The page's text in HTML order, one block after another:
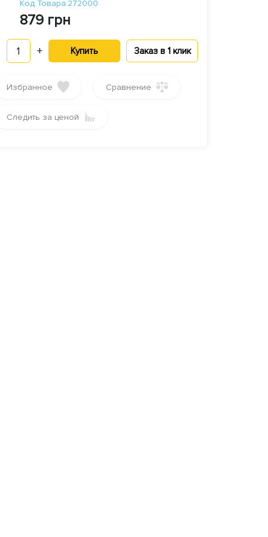
Код Товара:272000
879 грн
1 + Купить Заказ в 1 клик
Избранное Сравнение
Следить за ценой